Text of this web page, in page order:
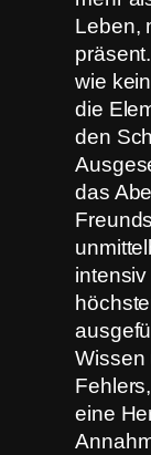
Leben,
wie
die
den
das
Wissen
eine